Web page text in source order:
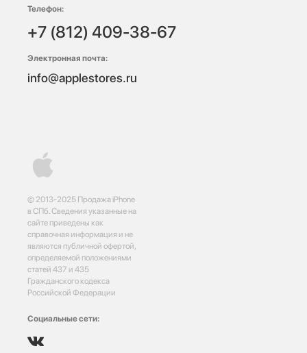
© 2013-2025 Продажа iPhone
в СПб. Сведения указанные на
сайте приведены как
справочная информация и не
являются публичной офертой,
определяемой положениями
статей 437 и 435
Гражданского кодекса
Российской Федерации
Социальные сети:
Телефон:
+7 (812) 409-38-67
Электронная почта:
info@applestores.ru